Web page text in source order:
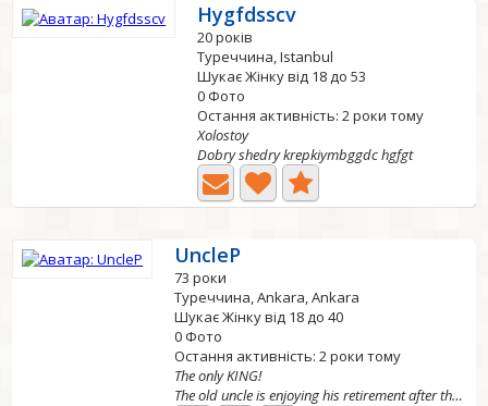
Hygfdsscv
20 років
Туреччина, Istanbul
Шукає Жінку від 18 до 53
0 Фото
Остання активність: 2 роки тому
Xolostoy
Dobry shedry krepkiymbggdc hgfgt
UncleP
73 роки
Туреччина, Ankara, Ankara
Шукає Жінку від 18 до 40
0 Фото
Остання активність: 2 роки тому
The only KING!
The old uncle is enjoying his retirement after the all...